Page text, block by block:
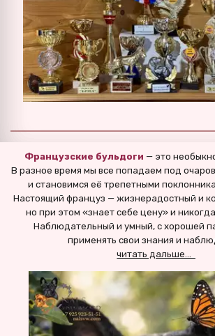
Французские бульдоги — это
В разное время мы все попадаем под
и становимся её трепетными
Настоящий француз — жизнерадостный и
но при этом «знает себе цену» и
Наблюдательный и умный, с хорошей
применять свои знания и
читать дальше...